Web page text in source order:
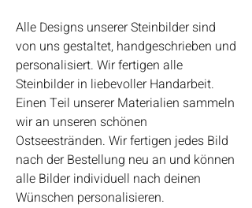
Alle Designs unserer Steinbilder sind
von uns gestaltet, handgeschrieben und
personalisiert. Wir fertigen alle
Steinbilder in liebevoller Handarbeit.
Einen Teil unserer Materialien sammeln
wir an unseren schönen
Ostseestränden. Wir fertigen jedes Bild
nach der Bestellung neu an und können
alle Bilder individuell nach deinen
Wünschen personalisieren.